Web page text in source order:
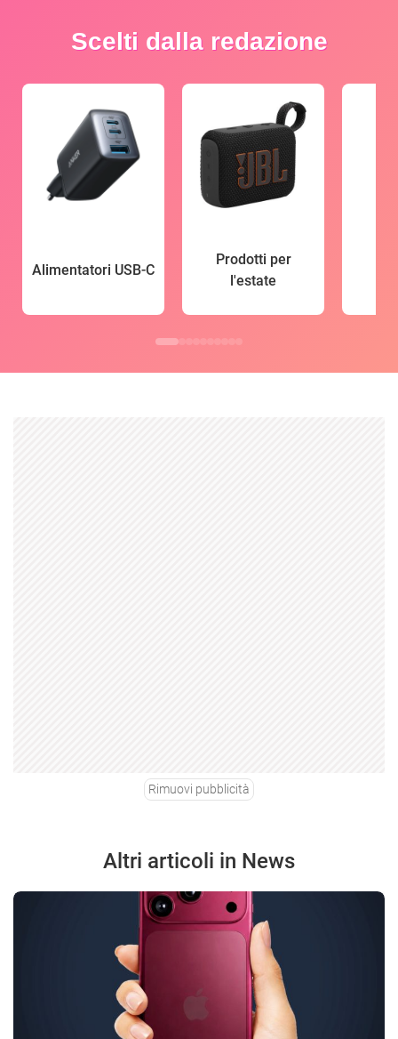
Scelti dalla redazione
Alimentatori USB-C
Prodotti per
l'estate
Rimuovi pubblicità
Altri articoli in News